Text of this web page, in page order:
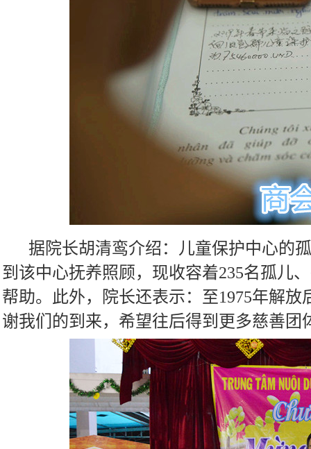
据院长胡清鸾介绍：儿童保护中心的
到该中心抚养照顾，现收容着235名孤儿
帮助。此外，院长还表示：至1975年解放
谢我们的到来，希望往后得到更多慈善团